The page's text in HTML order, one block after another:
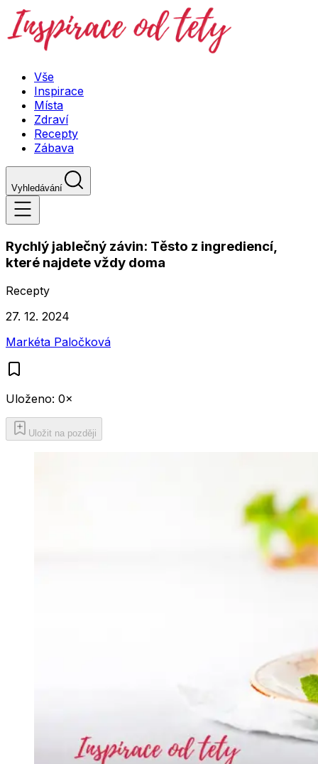
Vše
Inspirace
Místa
Zdraví
Recepty
Zábava
Vyhledávání
Rychlý jablečný závin: Těsto z ingrediencí,
které najdete vždy doma
Recepty
27. 12. 2024
Markéta Paločková
Uloženo: 0×
Uložit na později